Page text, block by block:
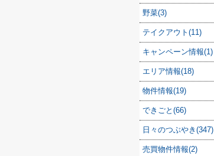
野菜(3)
テイクアウト(11)
キャンペーン情報(1)
エリア情報(18)
物件情報(19)
できごと(66)
日々のつぶやき(347)
売買物件情報(2)